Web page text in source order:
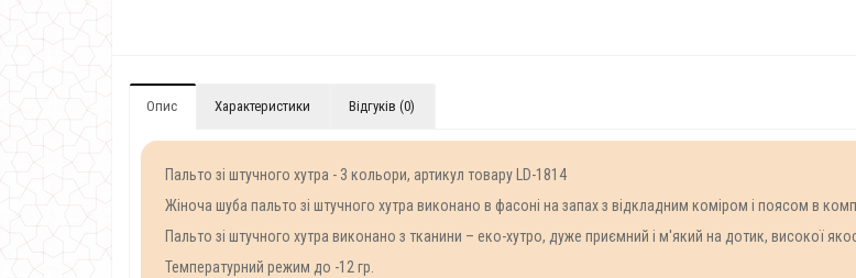
Опис Характеристики Відгуків (0)
Пальто зі штучного хутра - 3 кольори, артикул товару LD-1814
Жіноча шуба пальто зі штучного хутра виконано в фасоні на запах з відкладним коміром і поясом в
Пальто зі штучного хутра виконано з тканини – еко-хутро, дуже приємний і м'який на дотик, високої
Температурний режим до -12 гр.